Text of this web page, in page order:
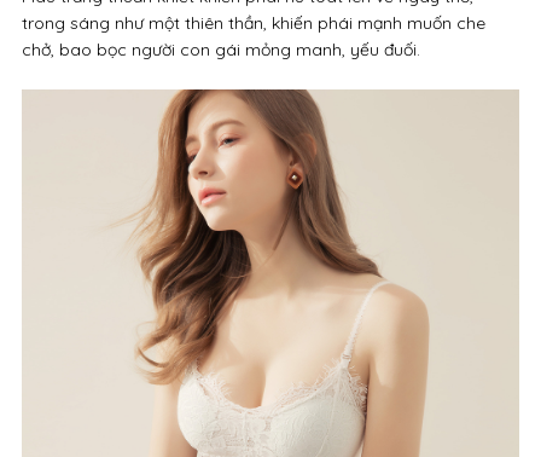
trong sáng như một thiên thần, khiến phái mạnh muốn che
chở, bao bọc người con gái mỏng manh, yếu đuối.